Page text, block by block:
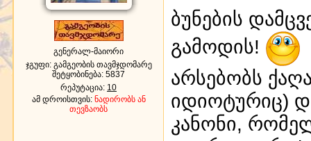
გენერალ-მაიორი
ჯგუფი: გამგეობის თავმჯდომარე
შეტყობინება: 5837
რეპუტაცია: 10
ამ დროისთვის: ნადირობს ან
თევზაობს
ბუნების
გამოდის!
არსებობს
იდიოტურიც)
კანონი,